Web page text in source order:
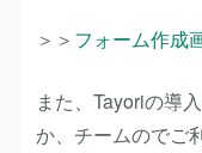
＞＞ フォーム作成
また、Tayoriの導
か、チームのでご